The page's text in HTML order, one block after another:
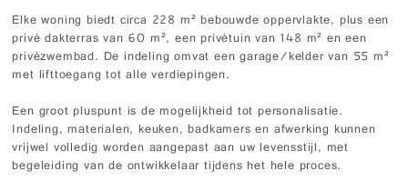
Elke woning biedt circa 228 m² bebouwde oppervlakte, plus een
privé dakterras van 60 m², een privétuin van 148 m² en een
privézwembad. De indeling omvat een garage/kelder van 55 m²
met lifttoegang tot alle verdiepingen.
Een groot pluspunt is de mogelijkheid tot personalisatie.
Indeling, materialen, keuken, badkamers en afwerking kunnen
vrijwel volledig worden aangepast aan uw levensstijl, met
begeleiding van de ontwikkelaar tijdens het hele proces.